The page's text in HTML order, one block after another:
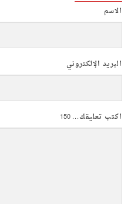
الاسم
البريد الإلكتروني
اكتب تعليقك...150